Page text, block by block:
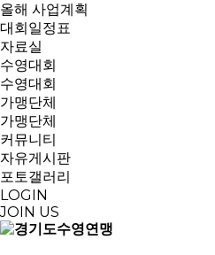
올해 사업계획
대회일정표
자료실
수영대회
수영대회
가맹단체
가맹단체
커뮤니티
자유게시판
포토갤러리
LOGIN
JOIN US